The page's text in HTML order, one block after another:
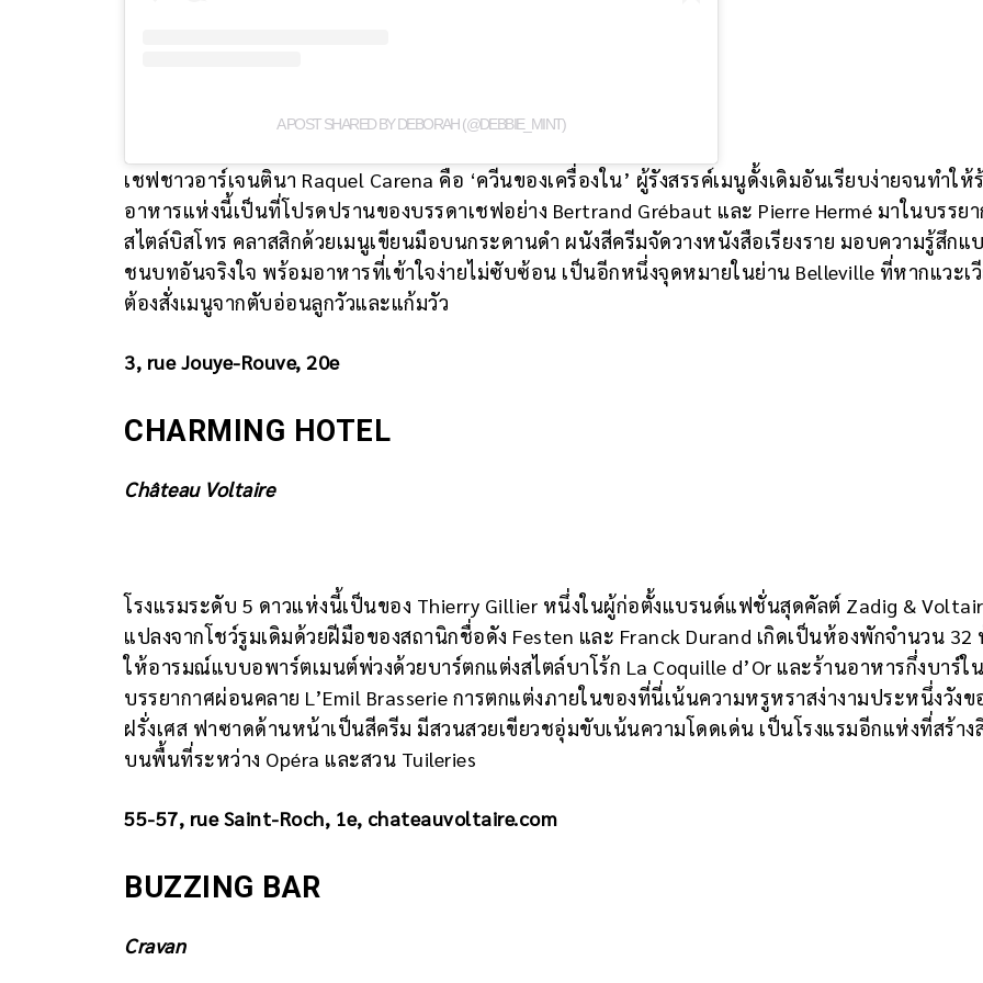
A POST SHARED BY DEBORAH (@DEBBIE_MINT)
เชฟชาวอาร์เจนตินา Raquel Carena คือ ‘ควีนของเครื่องใน’ ผู้รังสรรค์เมนูดั้งเดิมอันเรียบง่ายจนทำให้
อาหารแห่งนี้เป็นที่โปรดปรานของบรรดาเชฟอย่าง Bertrand Grébaut และ Pierre Hermé มาในบรรย
สไตล์บิสโทร คลาสสิกด้วยเมนูเขียนมือบนกระดานดำ ผนังสีครีมจัดวางหนังสือเรียงราย มอบความรู้สึกแ
ชนบทอันจริงใจ พร้อมอาหารที่เข้าใจง่ายไม่ซับซ้อน เป็นอีกหนึ่งจุดหมายในย่าน Belleville ที่หากแวะเ
ต้องสั่งเมนูจากตับอ่อนลูกวัวและแก้มวัว
3, rue Jouye-Rouve, 20e
CHARMING HOTEL
Château Voltaire
โรงแรมระดับ 5 ดาวแห่งนี้เป็นของ Thierry Gillier หนึ่งในผู้ก่อตั้งแบรนด์แฟชั่นสุดคัลต์ Zadig &
แปลงจากโชว์รูมเดิมด้วยฝีมือของสถานิกชื่อดัง Festen และ Franck Durand เกิดเป็นห้องพักจำนวน 32
ให้อารมณ์แบบอพาร์ตเมนต์พ่วงด้วยบาร์ตกแต่งสไตล์บาโร้ก La Coquille d’Or และร้านอาหารกึ่งบาร์ใน
บรรยากาศผ่อนคลาย L’Emil Brasserie การตกแต่งภายในของที่นี่เน้นความหรูหราสง่างามประหนึ่งวังข
ฝรั่งเศส ฟาซาดด้านหน้าเป็นสีครีม มีสวนสวยเขียวชอุ่มขับเน้นความโดดเด่น เป็นโรงแรมอีกแห่งที่สร้าง
บนพื้นที่ระหว่าง Opéra และสวน Tuileries
55-57, rue Saint-Roch, 1e, chateauvoltaire.com
BUZZING BAR
Cravan